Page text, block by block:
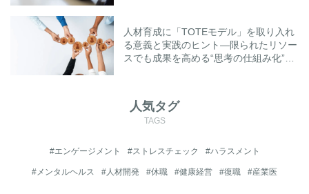
人材育成に「TOTEモデル」を取り入れ
る意義と実践のヒント―限られたリソー
スでも成果を高める“思考の仕組み化”と
人気タグ
TAGS
#エンゲージメント #ストレスチェック #ハラスメント
#メンタルヘルス #人材開発 #休職 #健康経営 #復職 #産業医